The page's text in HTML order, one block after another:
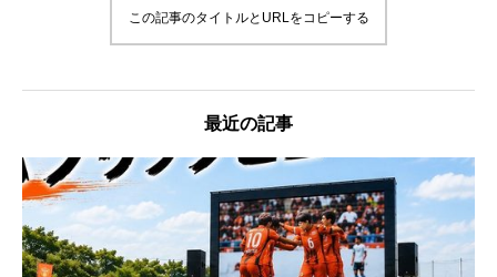
この記事のタイトルとURLをコピーする
最近の記事